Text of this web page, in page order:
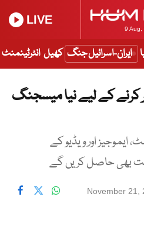
9 Aug,
LIVE
ایران-اسرائیل جنگ کھیل انٹرٹینمنٹ
کرنے کے لیے نیا میسجنگ
ایموجیز اور ویڈیو کے
بھی حاصل کریں گے
November 21,